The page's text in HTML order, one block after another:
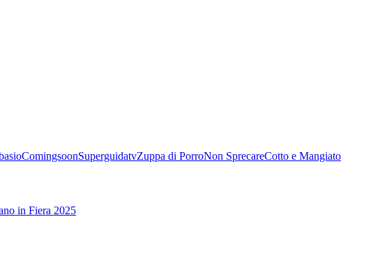
ComingsoonSuperguidatvZuppa di PorroNon SprecareCotto e Mangiato
in Fiera 2025